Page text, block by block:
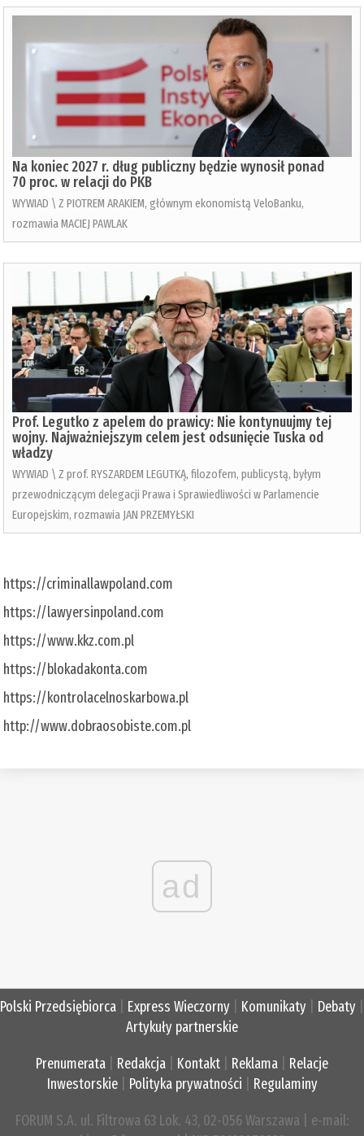
Na koniec 2027 r. dług publiczny będzie wynosił ponad
70 proc. w relacji do PKB
WYWIAD \ Z PIOTREM ARAKIEM, głównym ekonomistą VeloBanku,
rozmawia MACIEJ PAWLAK
Prof. Legutko z apelem do prawicy: Nie kontynuujmy tej
wojny. Najważniejszym celem jest odsunięcie Tuska od
władzy
WYWIAD \ Z prof. RYSZARDEM LEGUTKĄ, filozofem, publicystą, byłym
przewodniczącym delegacji Prawa i Sprawiedliwości w Parlamencie
Europejskim, rozmawia JAN PRZEMYŁSKI
https://criminallawpoland.com
https://lawyersinpoland.com
https://www.kkz.com.pl
https://blokadakonta.com
https://kontrolacelnoskarbowa.pl
http://www.dobraosobiste.com.pl
ad
Polski Przedsiębiorca Express Wieczorny Komunikaty Debaty
Artykuły partnerskie
Prenumerata Redakcja Kontakt Reklama
Relacje
Inwestorskie| Polityka prywatności Regulaminy
FORUM S.A. ul. Filtrowa 63 Lok. 43, 02-056 Warszawa | e-mail: